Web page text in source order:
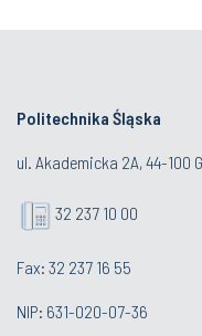
Politechnika Śląska
ul. Akademicka 2A, 44-100
32 237 10 00
Fax: 32 237 16 55
NIP: 631-020-07-36